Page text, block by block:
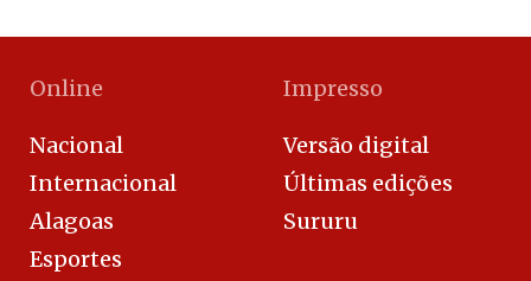
Online
Nacional
Internacional
Alagoas
Esportes
Impresso
Versão digital
Últimas edições
Sururu